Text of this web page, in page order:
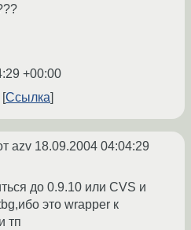
+00:00
Ссылка
azv 18.09.2004 04:04:29
до 0.9.10 или CVS и
это wrapper к
тп